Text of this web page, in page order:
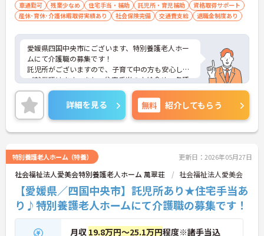
車通勤可 残業少なめ 住宅手当・補助 託児所・育児補助
資格取得サポート
産休･育休･介護休暇取得実績あり
社会保険完備 交通費支給 退職金制度あり
愛媛県四国中央市にございます、特別養護老人ホー
ムにて介護職の募集です！
託児所がございますので、子育て中の方も安心して
ご就業頂けます。また、住宅手当の支給含め、各種
手当も充実しておりますので、長期的な就業をしや
すい環境です。
ご興味のある方は、マイナビ介護職までお問い合わ
せください。
詳細を見る 無料 紹介してもらう
特別養護老人ホーム（特養） 更新日：2026年05月27日
社会福祉法人愛美会特別養護老人ホーム 萬翠荘 社会福祉法人愛美会
【愛媛県／四国中央市】託児所あり★住宅手当あ
り♪特別養護老人ホームにて介護職の募集です！
月収 19.8万円～25.1万円程度※諸手当込